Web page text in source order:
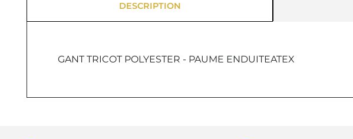
DESCRIPTION
GANT TRICOT POLYESTER - PAUME ENDUITEATEX